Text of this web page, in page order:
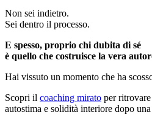
Non sei indietro.
Sei dentro il processo.
E spesso, proprio chi dubita di sé
è quello che costruisce la vera
Hai vissuto un momento che ha
Scopri il coaching mirato per ritrovare
autostima e solidità interiore dopo una